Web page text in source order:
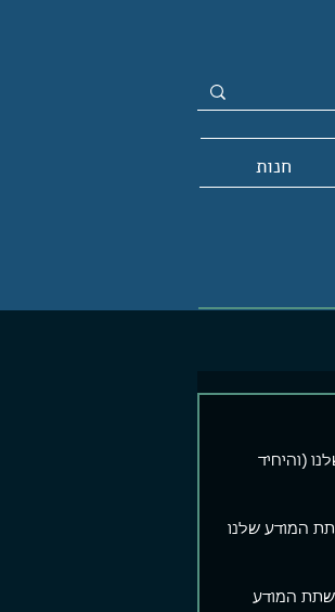
חנות
(והיחיד
המודע שלנו
שתת המודע יש מלא תאוריה שם בחוץ על איך הופכים